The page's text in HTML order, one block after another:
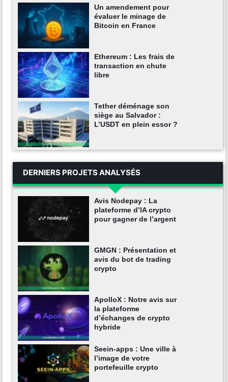
Un amendement pour
évaluer le minage de
Bitcoin en France
Ethereum : Les frais de
transaction en chute
libre
Tether déménage son
siège au Salvador :
L’USDT en plein essor ?
DERNIERS PROJETS ANALYSÉS
Avis Nodepay : La
plateforme d’IA crypto
pour gagner de l’argent
GMGN : Présentation et
avis du bot de trading
crypto
ApolloX : Notre avis sur
la plateforme
d’échanges de crypto
hybride
Seein-apps : Une ville à
l’image de votre
portefeuille crypto